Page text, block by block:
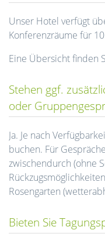
Unser Hotel verfügt
Konferenzräume für
Eine Übersicht finden
Stehen ggf.
oder
Ja. Je nach
buchen. Für
zwischendurch (ohne
Rosengarten
Bieten Sie